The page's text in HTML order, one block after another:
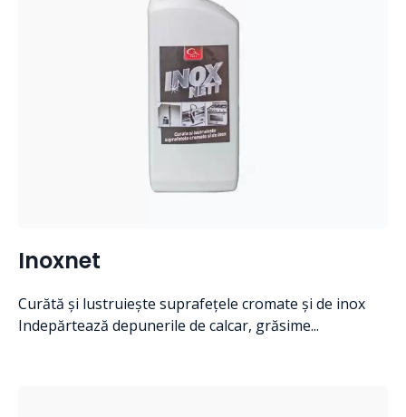
Inoxnet
Curătă și lustruiește suprafețele cromate și de inox
Indepărtează depunerile de calcar, grăsime...